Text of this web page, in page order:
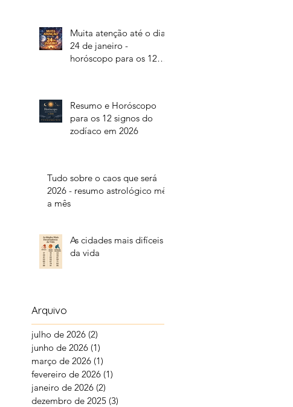
Muita atenção até o dia
24 de janeiro -
horóscopo para os 12
Resumo e Horóscopo
para os 12 signos do
zodíaco em 2026
Tudo sobre o caos que será
2026 - resumo astrológico mês
a mês
As cidades mais difíceis
da vida
Arquivo
julho de 2026 (2)
junho de 2026 (1)
março de 2026 (1)
fevereiro de 2026 (1)
janeiro de 2026 (2)
dezembro de 2025 (3)